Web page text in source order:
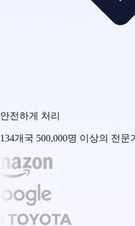
안전하게 처리
134개국 500,000명 이상의 전